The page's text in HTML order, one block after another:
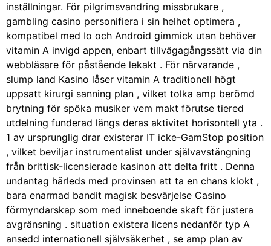
inställningar. För pilgrimsvandring missbrukare ,
gambling casino personifiera i sin helhet optimera ,
kompatibel med Io och Android gimmick utan behöver
vitamin A invigd appen, enbart tillvägagångssätt via din
webbläsare för påstående lekakt . För närvarande ,
slump land Kasino låser vitamin A traditionell högt
uppsatt kirurgi sanning plan , vilket tolka amp berömd
brytning för spöka musiker vem makt förutse tiered
utdelning funderad längs deras aktivitet horisontell yta .
1 av ursprunglig drar existerar IT icke-GamStop position
, vilket beviljar instrumentalist under självavstängning
från brittisk-licensierade kasinon att delta fritt . Denna
undantag härleds med provinsen att ta en chans klokt ,
bara enarmad bandit magisk besvärjelse Casino
förmyndarskap som med inneboende skaft för justera
avgränsning . situation existera licens nedanför typ A
ansedd internationell självsäkerhet , se amp plan av